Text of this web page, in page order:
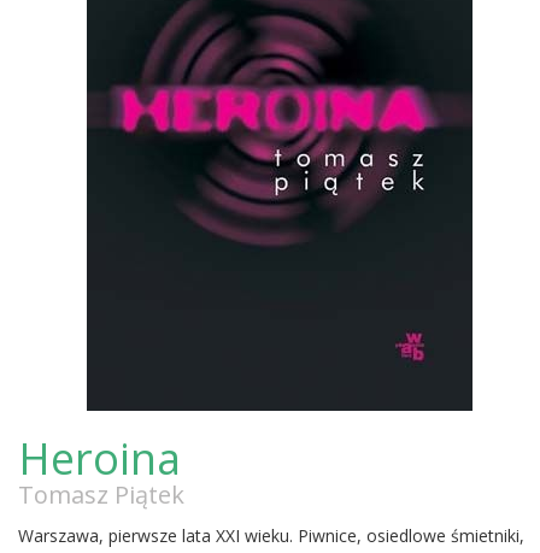
Heroina
Tomasz Piątek
Warszawa, pierwsze lata XXI wieku. Piwnice, osiedlowe śmietniki,